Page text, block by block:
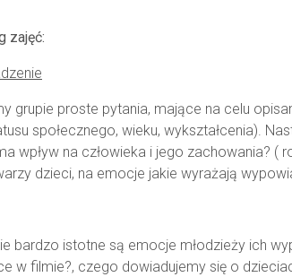
zajęć:
grupie proste pytania, mające na celu
społecznego, wieku, wykształcenia).
wpływ na człowieka i jego zachowania?
dzieci, na emocje jakie wyrażają
bardzo istotne są emocje młodzieży ich
w filmie?, czego dowiadujemy się o